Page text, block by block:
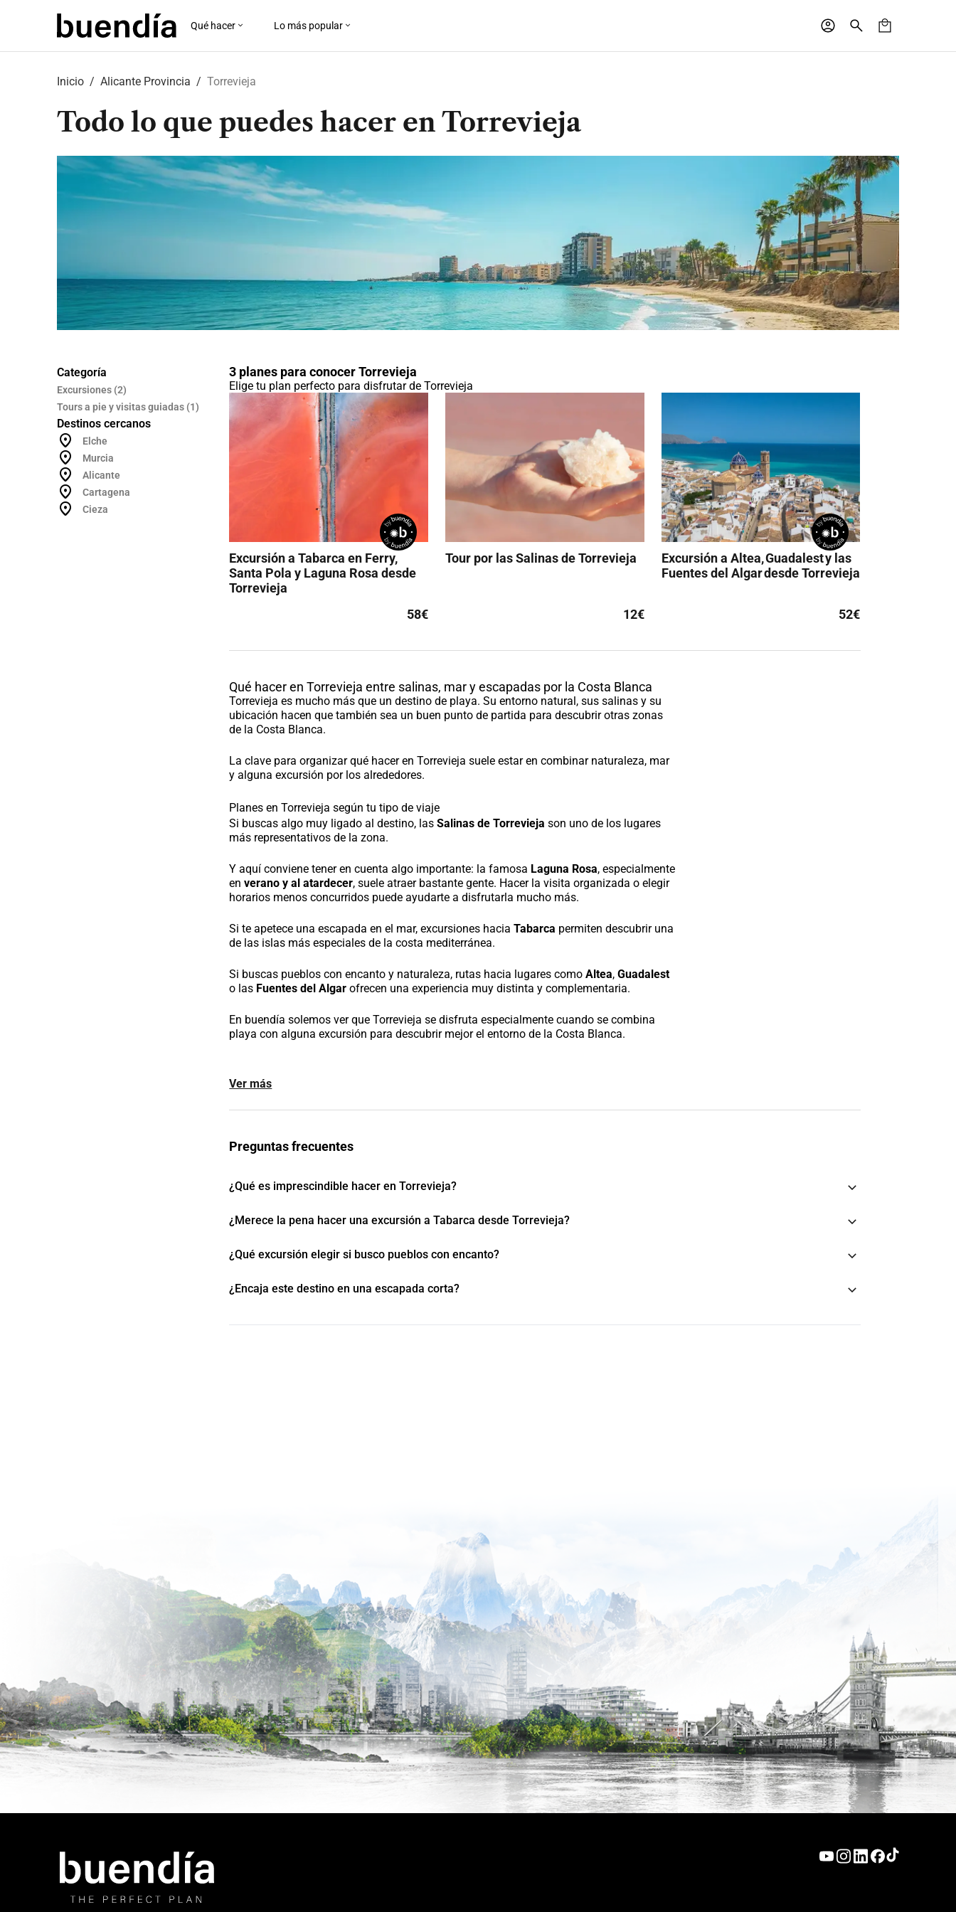
Qué hacer Lo más popular
Inicio Alicante Provincia Torrevieja
Todo lo que puedes hacer en Torrevieja
Categoría
Excursiones (2)
Tours a pie y visitas guiadas (1)
Destinos cercanos
Elche
Murcia
Alicante
Cartagena
Cieza
3 planes para conocer Torrevieja
Elige tu plan perfecto para disfrutar de Torrevieja
Excursión a Tabarca en Ferry,
Santa Pola y Laguna Rosa desde
Torrevieja
58€
Tour por las Salinas de Torrevieja
12€
Excursión a Altea, Guadalest y las
Fuentes del Algar desde Torrevieja
52€
Qué hacer en Torrevieja entre salinas, mar y escapadas por la Costa Blanca
Torrevieja es mucho más que un destino de playa. Su entorno natural, sus salinas y su
ubicación hacen que también sea un buen punto de partida para descubrir otras zonas
de la Costa Blanca.
La clave para organizar qué hacer en Torrevieja suele estar en combinar naturaleza, mar
y alguna excursión por los alrededores.
Planes en Torrevieja según tu tipo de viaje
Si buscas algo muy ligado al destino, lasSalinas de Torrevieja son uno de los lugares
más representativos de la zona.
Y aquí conviene tener en cuenta algo importante: la famosa Laguna Rosa, especialmente
enverano y al atardecer, suele atraer bastante gente. Hacer la visita organizada o elegir
horarios menos concurridos puede ayudarte a disfrutarla mucho más.
Si te apetece una escapada en el mar, excursiones haciaTabarca permiten descubrir una
de las islas más especiales de la costa mediterránea.
Si buscas pueblos con encanto y naturaleza, rutas hacia lugares comoAltea,Guadalest
o las Fuentes del Algar ofrecen una experiencia muy distinta y complementaria.
En buendía solemos ver que Torrevieja se disfruta especialmente cuando se combina
playa con alguna excursión para descubrir mejor el entorno de la Costa Blanca.
Ver más
Preguntas frecuentes
¿Qué es imprescindible hacer en Torrevieja?
¿Merece la pena hacer una excursión a Tabarca desde Torrevieja?
¿Qué excursión elegir si busco pueblos con encanto?
¿Encaja este destino en una escapada corta?